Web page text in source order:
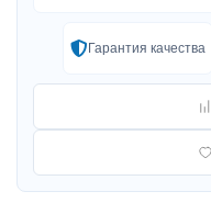
Гарантия качества